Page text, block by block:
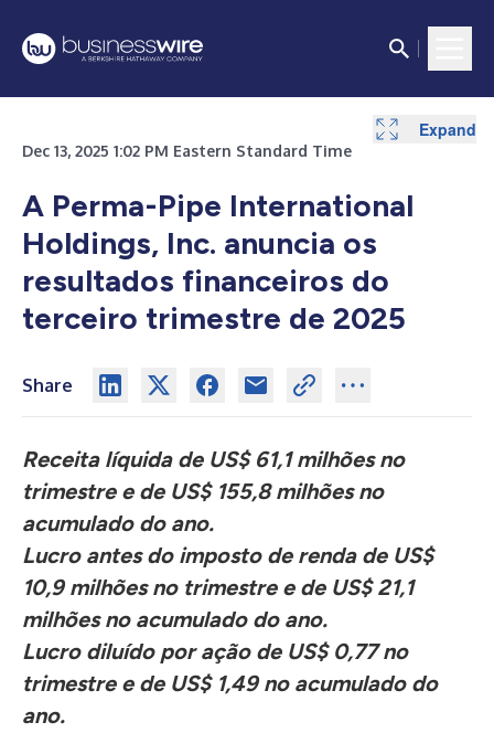
Dec 13, 2025 1:02 PM Eastern Standard Time
A Perma-Pipe International
Holdings, Inc. anuncia os
resultados financeiros do
terceiro trimestre de 2025
Share
Receita líquida de US$ 61,1 milhões no
trimestre e de US$ 155,8 milhões no
acumulado do ano.
Lucro antes do imposto de renda de US$
10,9 milhões no trimestre e de US$ 21,1
milhões no acumulado do ano.
Lucro diluído por ação de US$ 0,77 no
trimestre e de US$ 1,49 no acumulado do
ano.
Expand
Expand
Expand